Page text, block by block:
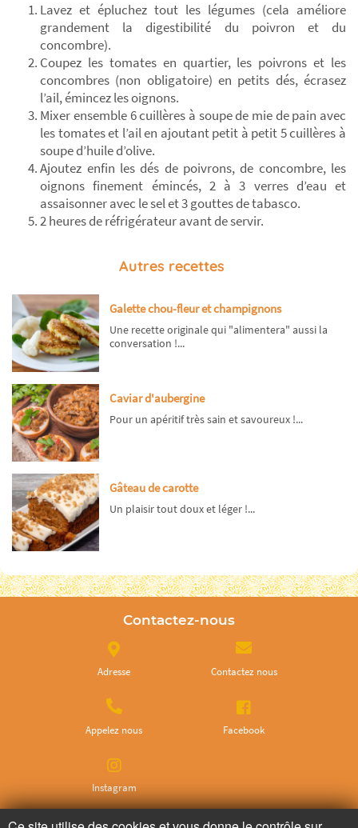
Lavez et épluchez tout les légumes (cela améliore
grandement la digestibilité du poivron et du
concombre).
Coupez les tomates en quartier, les poivrons et les
concombres (non obligatoire) en petits dés, écrasez
l’ail, émincez les oignons.
Mixer ensemble 6 cuillères à soupe de mie de pain avec
les tomates et l’ail en ajoutant petit à petit 5 cuillères à
soupe d’huile d’olive.
Ajoutez enfin les dés de poivrons, de concombre, les
oignons finement émincés, 2 à 3 verres d’eau et
assaisonner avec le sel et 3 gouttes de tabasco.
2 heures de réfrigérateur avant de servir.
Autres recettes
Galette chou-fleur et champignons
Une recette originale qui "alimentera" aussi la
conversation !...
Caviar d'aubergine
Pour un apéritif très sain et savoureux !...
Gâteau de carotte
Un plaisir tout doux et léger !...
Contactez-nous
Adresse Contactez nous
Appelez nous Facebook
Instagram